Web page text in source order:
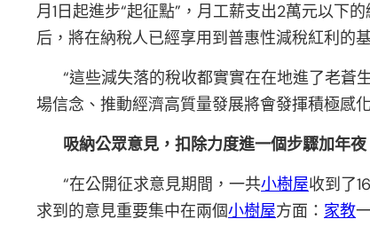
月1日起進步“起征點”，月工薪支出2萬元以下
后，將在納稅人已經享用到普惠性減稅紅利的
“這些減失落的稅收都實實在在地進了老蒼
場信念、推動經濟高質量發展將會發揮積極感
吸納公眾意見，扣除力度進一個步驟加年夜
“在公開征求意見期間，一共小樹屋收到了
求到的意見重要集中在兩個小樹屋方面： 家教